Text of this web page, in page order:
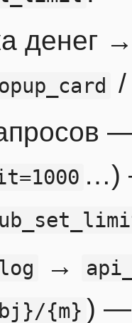
денег
…)
→
{m} ) —